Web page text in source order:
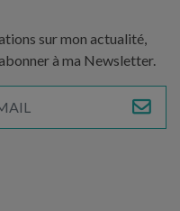
sur mon actualité,
à ma Newsletter.